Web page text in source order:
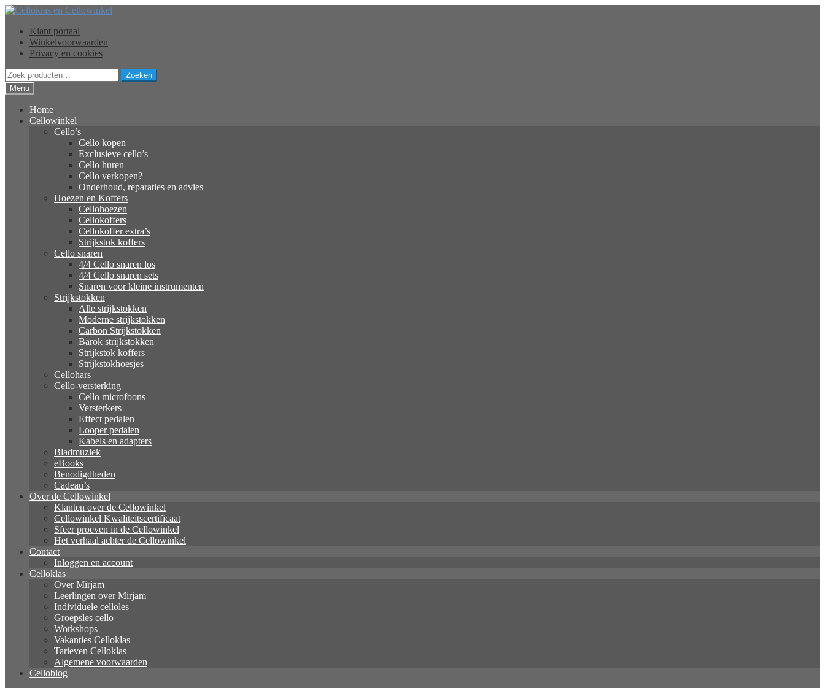
Ga
naar
navigatie
Ga
inhoud
Klant portaal
Winkelvoorwaarden
Privacy en cookies
Zoeken
naar:
Zoeken
Menu
Home
Cellowinkel
Cello’s
Cello kopen
Exclusieve cello’s
Cello huren
Cello verkopen?
Onderhoud, reparaties en advies
Hoezen en Koffers
Cellohoezen
Cellokoffers
Cellokoffer extra’s
Strijkstok koffers
Cello snaren
4/4 Cello snaren los
4/4 Cello snaren sets
Snaren voor kleine instrumenten
Strijkstokken
Alle strijkstokken
Moderne strijkstokken
Carbon Strijkstokken
Barok strijkstokken
Strijkstok koffers
Strijkstokhoesjes
Cellohars
Cello-versterking
Cello microfoons
Versterkers
Effect pedalen
Looper pedalen
Kabels en adapters
Bladmuziek
eBooks
Benodigdheden
Cadeau’s
Over de Cellowinkel
Klanten over de Cellowinkel
Cellowinkel Kwaliteitscertificaat
Sfeer proeven in de Cellowinkel
Het verhaal achter de Cellowinkel
Contact
Inloggen en account
Celloklas
Over Mirjam
Leerlingen over Mirjam
Individuele celloles
Groepsles cello
Workshops
Vakanties Celloklas
Tarieven Celloklas
Algemene voorwaarden
Celloblog